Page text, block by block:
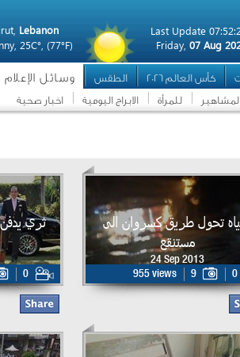
Last Update
Friday, 07 Aug
Lebanon
25C°, (77°F)
كأس العالم 2026 الطقس وسائل الإعلام
للمرأة الابراج اليومية اخبار صحية
تحول طريق كسروان الى
مستنقع
24 Sep 2013
955 views
9 0
ثري
0